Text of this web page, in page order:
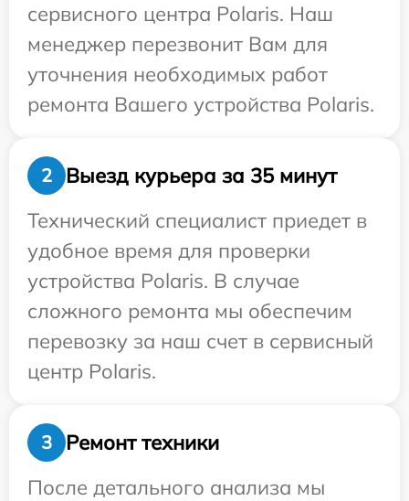
сервисного центра Polaris. Наш
менеджер перезвонит Вам для
уточнения необходимых работ
ремонта Вашего устройства Polaris.
2
Выезд курьера за 35 минут
Технический специалист приедет в
удобное время для проверки
устройства Polaris. В случае
сложного ремонта мы обеспечим
перевозку за наш счет в сервисный
центр Polaris.
3
Ремонт техники
После детального анализа мы